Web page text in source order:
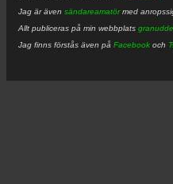
Jag är även sändareamatörmed
Allt publiceras på min webbplats
Jag finns förstås även på Facebook och